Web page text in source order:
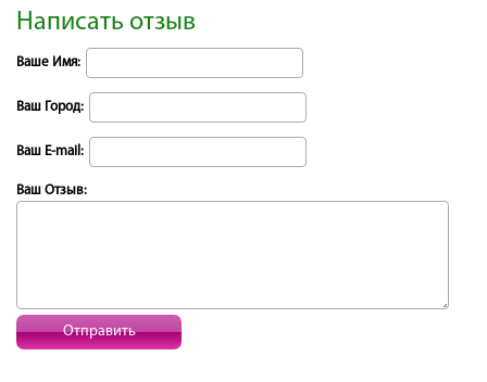
Написать отзыв
Ваше Имя:
Ваш Город:
Ваш E-mail:
Ваш Отзыв:
Отправить